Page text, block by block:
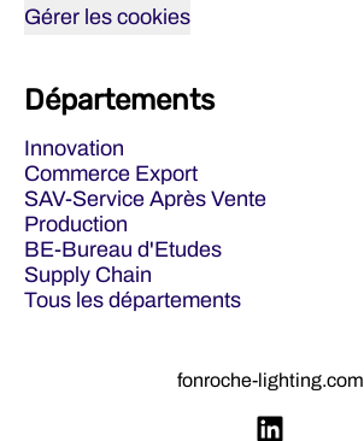
Gérer les cookies
Départements
Innovation
Commerce Export
SAV-Service Après Vente
Production
BE-Bureau d'Etudes
Supply Chain
Tous les départements
fonroche-lighting.com